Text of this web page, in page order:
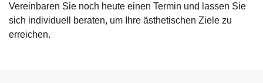
Vereinbaren Sie noch heute einen Termin und lassen Sie
sich individuell beraten, um Ihre ästhetischen Ziele zu
erreichen.